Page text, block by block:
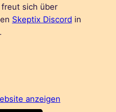
sich über
Skeptix Discord in
anzeigen